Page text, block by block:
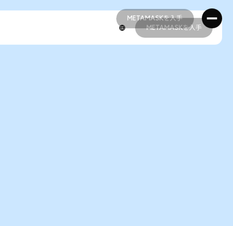
METAMASKを入手
METAMASKを入手
METAMASKを入手